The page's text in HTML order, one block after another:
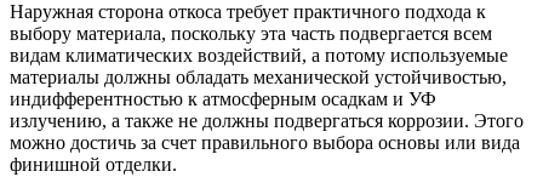
Наружная сторона откоса требует практичного подхода к
выбору материала, поскольку эта часть подвергается всем
видам климатических воздействий, а потому используемые
материалы должны обладать механической устойчивостью,
индифферентностью к атмосферным осадкам и УФ
излучению, а также не должны подвергаться коррозии. Этого
можно достичь за счет правильного выбора основы или вида
финишной отделки.